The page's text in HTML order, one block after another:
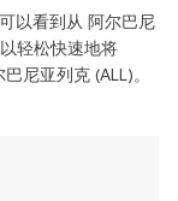
以看到从 阿尔巴尼
轻松快速地将
巴尼亚列克 (ALL )。